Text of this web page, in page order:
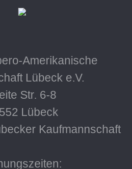
Amerikanische
Lübeck e.V.
Str. 6-8
Lübeck
Kaufmannschaft